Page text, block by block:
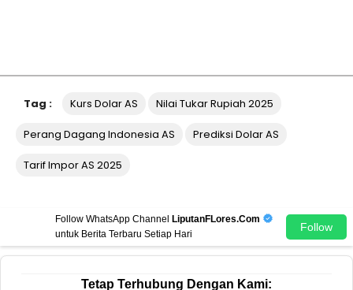
Tag : Kurs Dolar AS Nilai Tukar Rupiah 2025
Perang Dagang Indonesia AS Prediksi Dolar AS
Tarif Impor AS 2025
Follow WhatsApp Channel
LiputanFLores.Com
untuk Berita Terbaru Setiap Hari
Follow
Tetap Terhubung Dengan Kami: